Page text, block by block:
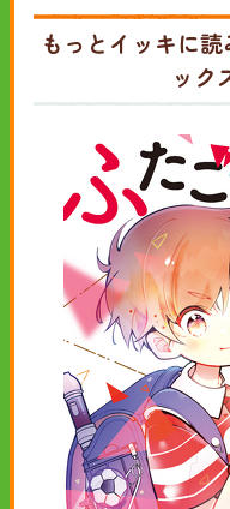
もっとイッキに
ック